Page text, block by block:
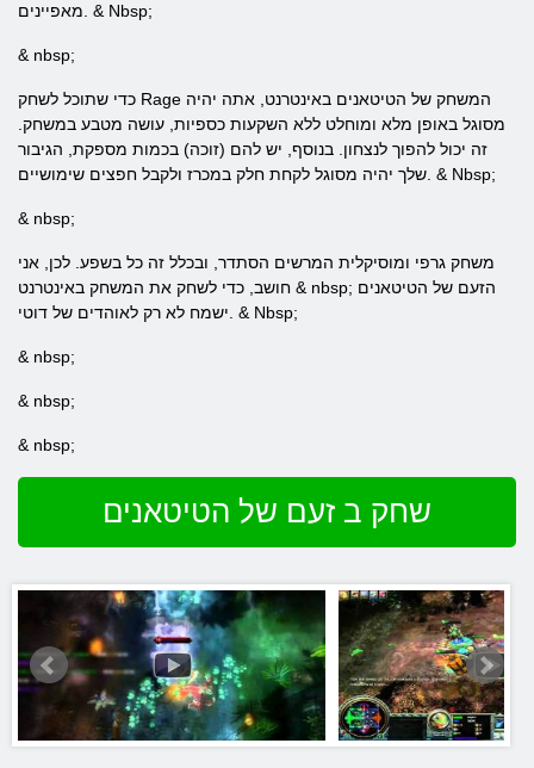
מאפיינים. & Nbsp;
& nbsp;
כדי שתוכל לשחק Rage המשחק של הטיטאנים באינטרנט, אתה יהיה
מסוגל באופן מלא ומוחלט ללא השקעות כספיות, עושה מטבע במשחק.
זה יכול להפוך לנצחון. בנוסף, יש להם (זוכה) בכמות מספקת, הגיבור
שלך יהיה מסוגל לקחת חלק במכרז ולקבל חפצים שימושיים. & Nbsp;
& nbsp;
משחק גרפי ומוסיקלית המרשים הסתדר, ובכלל זה כל בשפע. לכן, אני
חושב, כדי לשחק את המשחק באינטרנט & nbsp; הזעם של הטיטאנים
ישמח לא רק לאוהדים של דוטי. & Nbsp;
& nbsp;
& nbsp;
& nbsp;
שחק ב זעם של הטיטאנים